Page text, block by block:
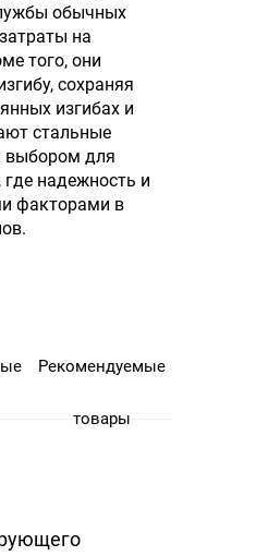
обычных
на
того, они
сохраняя
изгибах и
стальные
выбором для
надежность и
факторами в
Рекомендуемые
товары